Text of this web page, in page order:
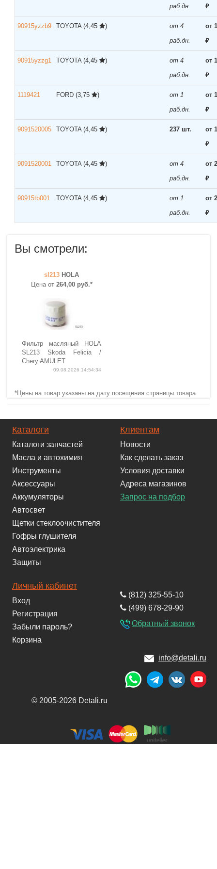
раб.дн.
₽
90915yzzb9 TOYOTA (4,45 )
от 4
раб.дн.
от
₽
90915yzzg1 TOYOTA (4,45 )
от 4
раб.дн.
от
₽
1119421 FORD (3,75 )
от 1
раб.дн.
от
₽
9091520005 TOYOTA (4,45 ) 237 шт.
от
₽
9091520001 TOYOTA (4,45 )
от 4
раб.дн.
от
₽
90915tb001 TOYOTA (4,45 )
от 1
раб.дн.
от
₽
Вы смотрели:
sl213 HOLA
Цена от 264,00 руб.*
Фильтр масляный HOLA
SL213 Skoda Felicia /
Chery AMULET
09.08.2026 14:54:34
*Цены на товар указаны на дату посещения страницы товара.
Каталоги
Каталоги запчастей
Масла и автохимия
Инструменты
Аксессуары
Аккумуляторы
Автосвет
Щетки стеклоочистителя
Гофры глушителя
Автоэлектрика
Защиты
Клиентам
Новости
Как сделать заказ
Условия доставки
Адреса магазинов
Запрос на подбор
Личный кабинет
Вход
Регистрация
Забыли пароль?
Корзина
(812) 325-55-10
(499) 678-29-90
Обратный звонок
info@detali.ru
© 2005-2026 Detali.ru